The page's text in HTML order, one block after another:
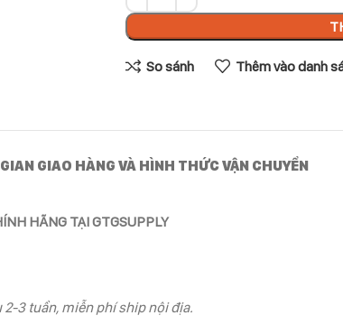
So sánh Thêm vào danh
GIAO HÀNG VÀ HÌNH THỨC VẬN CHUYỂN
HÃNG TẠI GTGSUPPLY
3 tuần, miễn phí ship nội địa.